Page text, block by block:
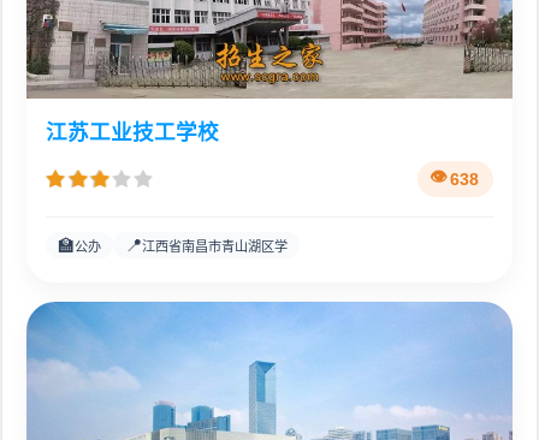
江苏工业技工学校
638
🏫公办 📍江西省南昌市青山湖区学